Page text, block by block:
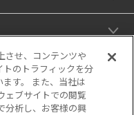
させ、コンテンツや
のトラフィックを分
す。 また、当社は
ェブサイトでの閲覧
分析し、お客様の興